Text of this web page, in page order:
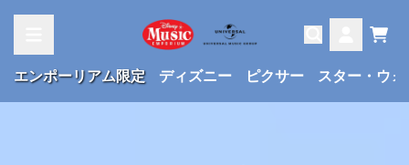
Account
Cart
エンポーリアム限定
ディズニー ピクサー スター・ウォ